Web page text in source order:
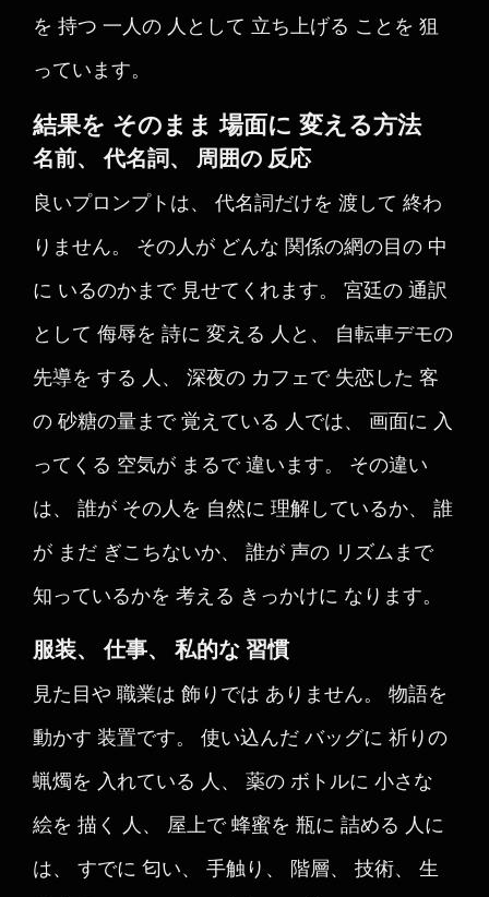
を 持つ 一人の 人として 立ち上げる ことを 狙
っています。
結果を そのまま 場面に 変える方法
名前、 代名詞、 周囲の 反応
良いプロンプトは、 代名詞だけを 渡して 終わ
りません。 その人が どんな 関係の網の目の 中
に いるのかまで 見せてくれます。 宮廷の 通訳
として 侮辱を 詩に 変える 人と、 自転車デモの
先導を する 人、 深夜の カフェで 失恋した 客
の 砂糖の量まで 覚えている 人では、 画面に 入
ってくる 空気が まるで 違います。 その違い
は、 誰が その人を 自然に 理解しているか、 誰
が まだ ぎこちないか、 誰が 声の リズムまで
知っているかを 考える きっかけに なります。
服装、 仕事、 私的な 習慣
見た目や 職業は 飾りでは ありません。 物語を
動かす 装置です。 使い込んだ バッグに 祈りの
蝋燭を 入れている 人、 薬の ボトルに 小さな
絵を 描く 人、 屋上で 蜂蜜を 瓶に 詰める 人に
は、 すでに 匂い、 手触り、 階層、 技術、 生